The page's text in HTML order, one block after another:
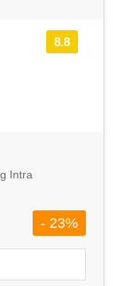
8.8
Intra
- 23%